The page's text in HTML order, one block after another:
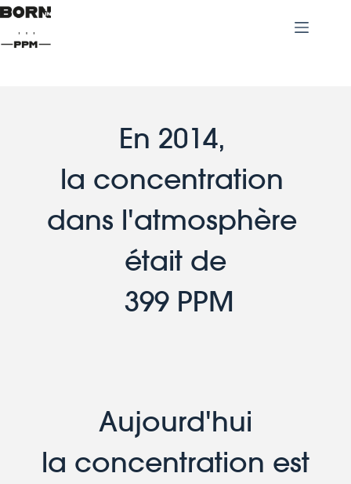
En 2014,
la concentration
dans l'atmosphère
était de
399 PPM
Aujourd'hui
la concentration est